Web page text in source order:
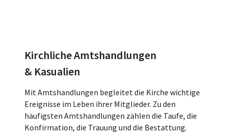
Kirchliche Amtshandlungen
& Kasualien
Mit Amtshandlungen begleitet die Kirche wichtige
Ereignisse im Leben ihrer Mitglieder. Zu den
häufigsten Amtshandlungen zählen die Taufe, die
Konfirmation, die Trauung und die Bestattung.